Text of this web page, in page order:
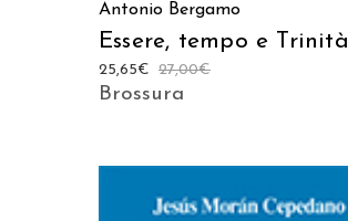
Antonio Bergamo
Essere, tempo e Trinità
27,00€
25,65€
Brossura